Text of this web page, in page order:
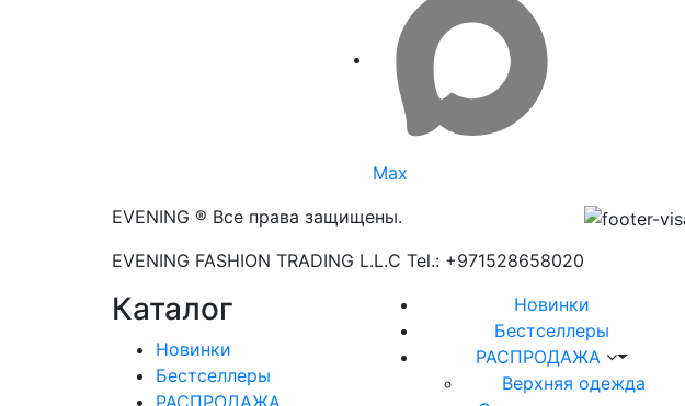
Max
EVENING ® Все права защищены.
EVENING FASHION TRADING L.L.C Tel.: +971528658020
Каталог
Новинки
Бестселлеры
Новинки
Бестселлеры
РАСПРОДАЖА
Верхняя одежда